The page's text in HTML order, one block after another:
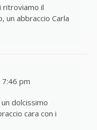
ritroviamo il
un abbraccio Carla
pm
dolcissimo
cara con i